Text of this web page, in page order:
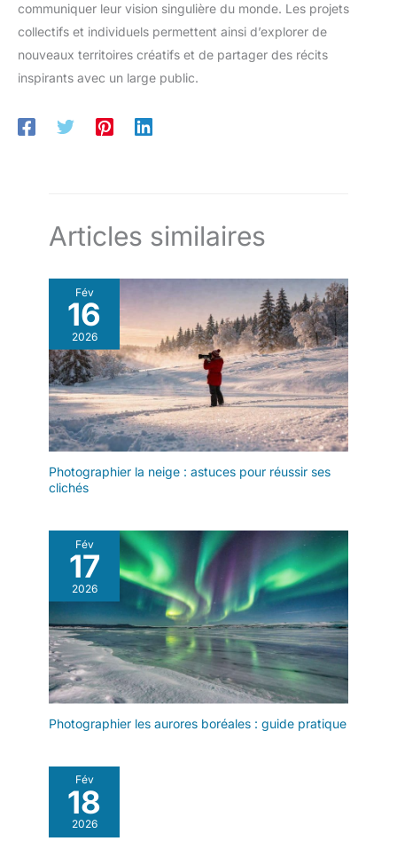
communiquer leur vision singulière du monde. Les projets
collectifs et individuels permettent ainsi d’explorer de
nouveaux territoires créatifs et de partager des récits
inspirants avec un large public.
Articles similaires
Fév
16
2026
Photographier la neige : astuces pour réussir ses
clichés
Fév
17
2026
Photographier les aurores boréales : guide pratique
Fév
18
2026